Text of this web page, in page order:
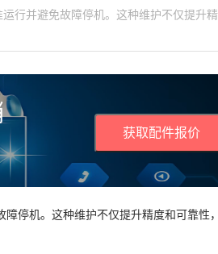
行并避免故障停机。这种维护不仅提升
获取配件报价
停机。这种维护不仅提升精度和可靠性